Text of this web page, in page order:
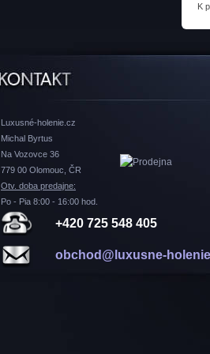
K
Luxusné-holenie.cz
Michal Byrtus
Na Vozovce 36
779 00 Olomouc, ČR
Otv. doba predajne:
Po - Pia 8:00 - 16:00 hod.
+420 725 548 405
obchod@luxusne-